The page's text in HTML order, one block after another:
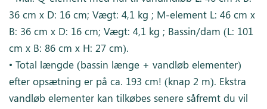
36 cm x D: 16 cm; Vægt: 4,1 kg ; M-element L: 46 cm x
B: 36 cm x D: 16 cm; Vægt: 4,1 kg ; Bassin/dam (L: 101
cm x B: 86 cm x H: 27 cm).
• Total længde (bassin længe + vandløb elementer)
efter opsætning er på ca. 193 cm! (knap 2 m). Ekstra
vandløb elementer kan tilkøbes senere såfremt du vil